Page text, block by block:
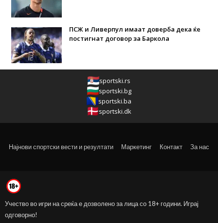
ПСЖ и Ливерпул имаат доверба дека ќе
постигнат договор за Баркола
sportski.rs
sportski.bg
sportski.ba
sportski.dk
Најнови спортски вести и резултати Маркетинг Контакт За нас
Учество во игри на среќа е дозволено за лица со 18+ години. Играј
одговорно!